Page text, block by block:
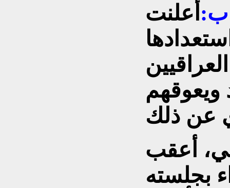
أعلنت
ويعوقهم
أعقب
بجلسته